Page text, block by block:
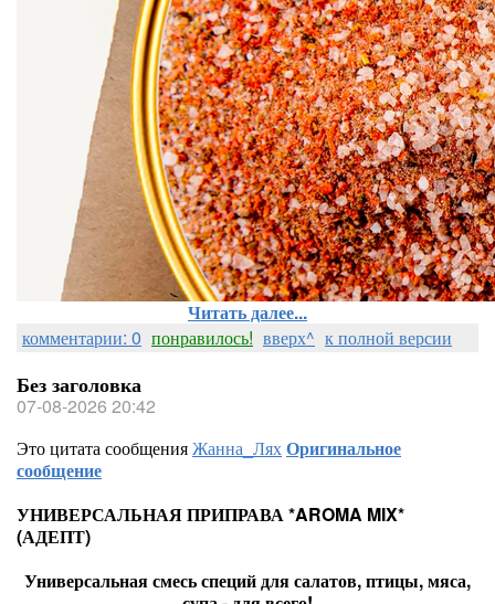
Читать далее...
комментарии: 0 понравилось! вверх^ к полной версии
Без заголовка
07-08-2026 20:42
Это цитата сообщенияЖанна_ЛяхОригинальное
сообщение
УНИВЕРСАЛЬНАЯ ПРИПРАВА *AROMA MIX*
(АДЕПТ)
Универсальная смесь специй для салатов, птицы, мяса,